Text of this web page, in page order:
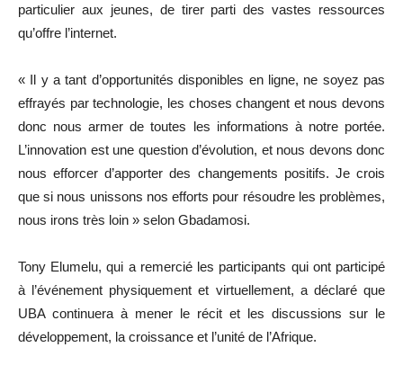
particulier aux jeunes, de tirer parti des vastes ressources
qu’offre l’internet.
« Il y a tant d’opportunités disponibles en ligne, ne soyez pas
effrayés par technologie, les choses changent et nous devons
donc nous armer de toutes les informations à notre portée.
L’innovation est une question d’évolution, et nous devons donc
nous efforcer d’apporter des changements positifs. Je crois
que si nous unissons nos efforts pour résoudre les problèmes,
nous irons très loin » selon Gbadamosi.
Tony Elumelu, qui a remercié les participants qui ont participé
à l’événement physiquement et virtuellement, a déclaré que
UBA continuera à mener le récit et les discussions sur le
développement, la croissance et l’unité de l’Afrique.